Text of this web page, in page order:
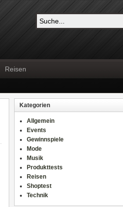
Reisen
Kategorien
Allgemein
Events
Gewinnspiele
Mode
Musik
Produkttests
Reisen
Shoptest
Technik